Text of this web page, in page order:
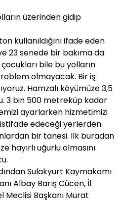
üzerinden gidip
kullanıldığını ifade eden
23 senede bir bakıma da
bile bu yolların
olmayacak. Bir iş
Hamzalı köyümüze 3,5
3 bin 500 metreküp kadar
ayarlarken hizmetimizi
edeceği yerlerden
bir tanesi. İlk buradan
hayırlı uğurlu olmasını
Sulakyurt Kaymakamı
Albay Barış Cücen, İl
Meclisi Başkanı Murat